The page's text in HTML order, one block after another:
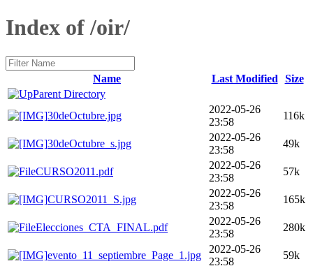
Index of /oir/
Name Last Modified
Size
Parent Directory
30deOctubre.jpg
2022-05-26
23:58
116k
30deOctubre_s.jpg
2022-05-26
23:58
49k
CURSO2011.pdf
2022-05-26
23:58
57k
CURSO2011_S.jpg
2022-05-26
23:58
165k
Elecciones_CTA_FINAL.pdf
2022-05-26
23:58
280k
evento_11_septiembre_Page_1.jpg
2022-05-26
23:58
59k